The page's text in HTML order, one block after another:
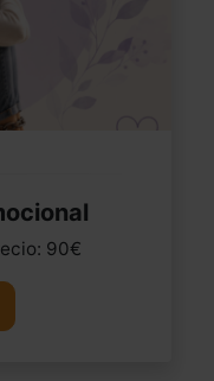
90€